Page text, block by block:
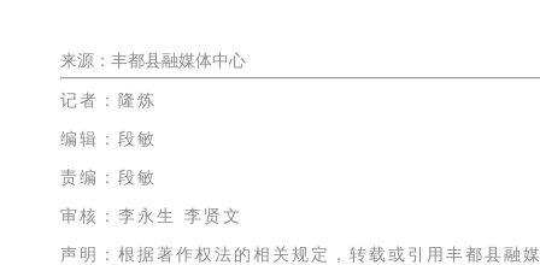
来源：丰都县融媒体中心
记者：隆炼
编辑： 段敏
责编：段敏
审核：李永生 李贤文
声明：根据著作权法的相关规定，转载或引用丰都县融